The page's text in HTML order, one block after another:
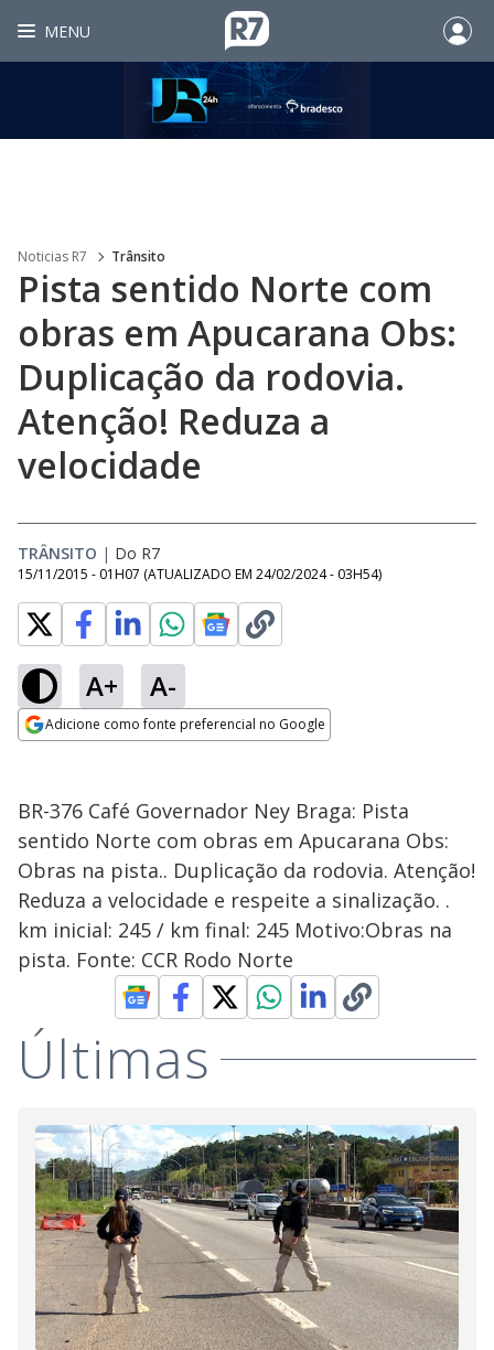
MENU
Noticias R7 Trânsito
Pista sentido Norte com
obras em Apucarana Obs:
Duplicação da rodovia.
Atenção! Reduza a
velocidade
TRÂNSITO | Do R7
15/11/2015 - 01H07 (ATUALIZADO EM 24/02/2024 - 03H54)
A+ A-
Adicione como fonte preferencial no Google
BR-376 Café Governador Ney Braga: Pista
sentido Norte com obras em Apucarana Obs:
Obras na pista.. Duplicação da rodovia. Atenção!
Reduza a velocidade e respeite a sinalização. .
km inicial: 245 / km final: 245 Motivo:Obras na
pista. Fonte: CCR Rodo Norte
Últimas